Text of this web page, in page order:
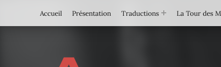
Accueil Présentation Traductions La Tour des